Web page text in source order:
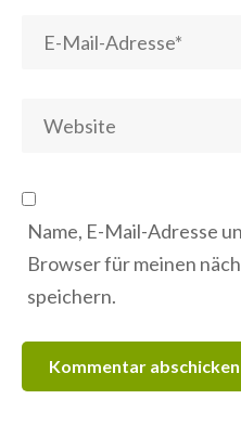
Name, E-Mail-Adresse
Browser für meinen
speichern.